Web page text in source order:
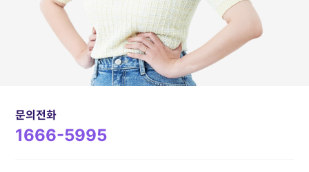
문의전화
1666-5995